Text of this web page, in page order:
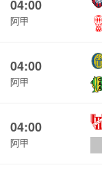
04:00
阿甲
04:00
阿甲
04:00
阿甲